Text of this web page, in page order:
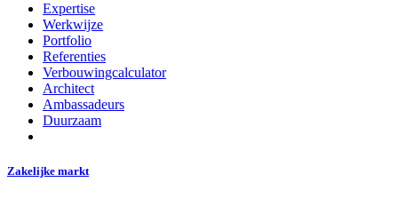
Expertise
Werkwijze
Portfolio
Referenties
Verbouwingcalculator
Architect
Ambassadeurs
Duurzaam
Zakelijke markt